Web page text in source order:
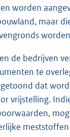
worden
maar
de bedrijven
te
dat
vrijstelling.